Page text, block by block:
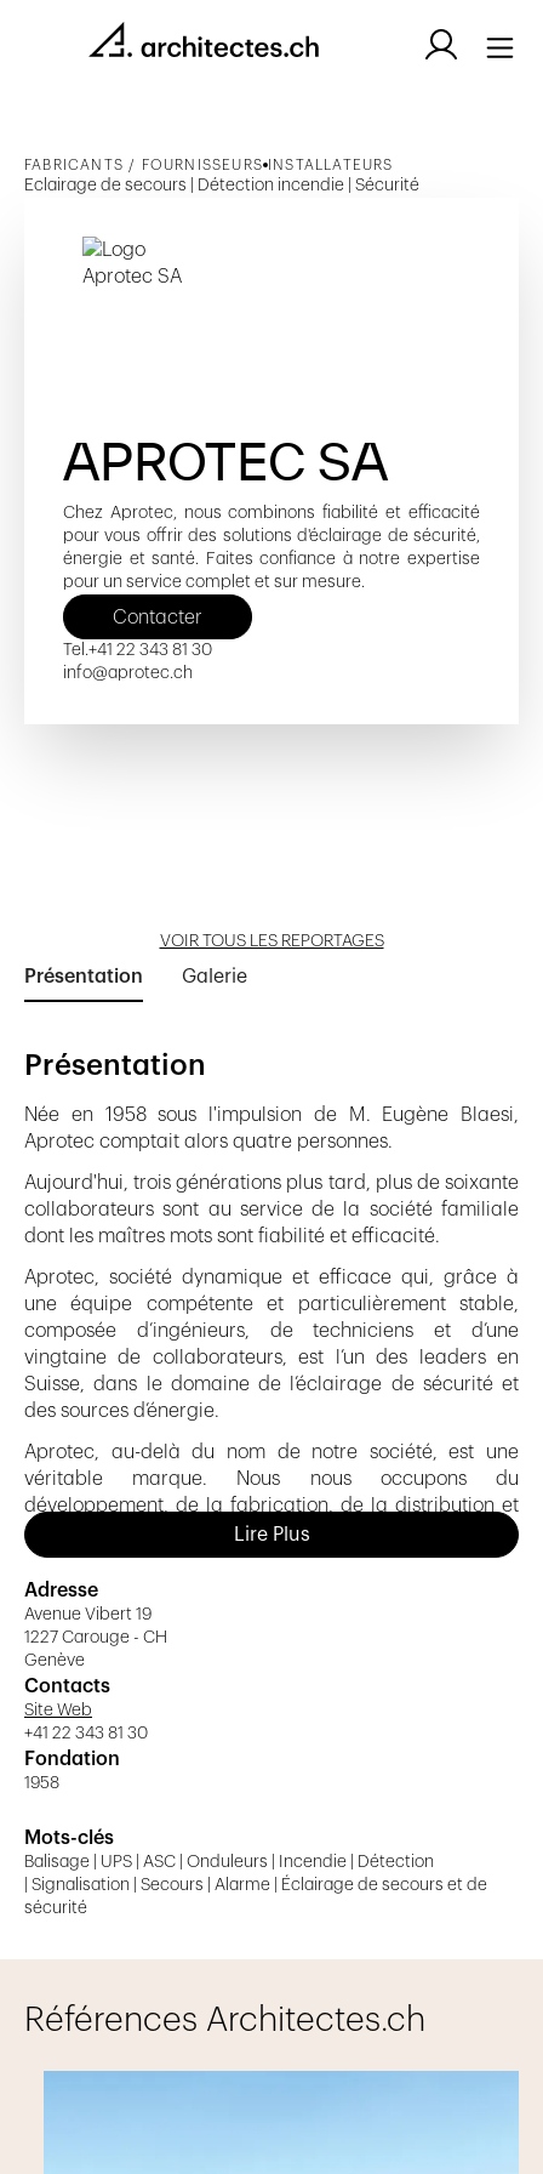
FABRICANTS / FOURNISSEURS INSTALLATEURS
Eclairage de secours | Détection incendie | Sécurité
APROTEC SA
Chez Aprotec, nous combinons fiabilité et efficacité
pour vous offrir des solutions d'éclairage de sécurité,
énergie et santé. Faites confiance à notre expertise
pour un service complet et sur mesure.
Contacter
Tel.+41 22 343 81 30
info@aprotec.ch
VOIR TOUS LES REPORTAGES
Présentation Galerie
Présentation
Née en 1958 sous l'impulsion de M. Eugène Blaesi,
Aprotec comptait alors quatre personnes.
Aujourd'hui, trois générations plus tard, plus de soixante
collaborateurs sont au service de la société familiale
dont les maîtres mots sont fiabilité et efficacité.
Aprotec, société dynamique et efficace qui, grâce à
une équipe compétente et particulièrement stable,
composée d’ingénieurs, de techniciens et d’une
vingtaine de collaborateurs, est l’un des leaders en
Suisse, dans le domaine de l’éclairage de sécurité et
des sources d’énergie.
Aprotec, au-delà du nom de notre société, est une
véritable marque. Nous nous occupons du
développement, de la fabrication, de la distribution et
de la maintenance de tous nos produits. Nous offrons
ainsi à nos clients un service complet de A à Z des plus
performants et sur mesure.
Nos quatre activités
Éclairage de secours et de
sécurité
Eclairages autonomes et secourus 24 ou 230V
Centrales de gestion
Balisage
Lampes portables
Centre d'énergie
Lire Plus
Adresse
Avenue Vibert 19
1227 Carouge - CH
Genève
Contacts
Site Web
+41 22 343 81 30
Fondation
1958
Mots-clés
Balisage | UPS | ASC | Onduleurs | Incendie | Détection
| Signalisation | Secours | Alarme | Éclairage de secours et de
sécurité
Références Architectes.ch